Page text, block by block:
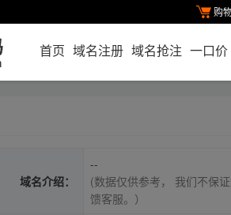
购
首页 域名注册 域名抢注 一口价
域名介绍：
--
(数据仅供参考， 我们不保
馈客服。）